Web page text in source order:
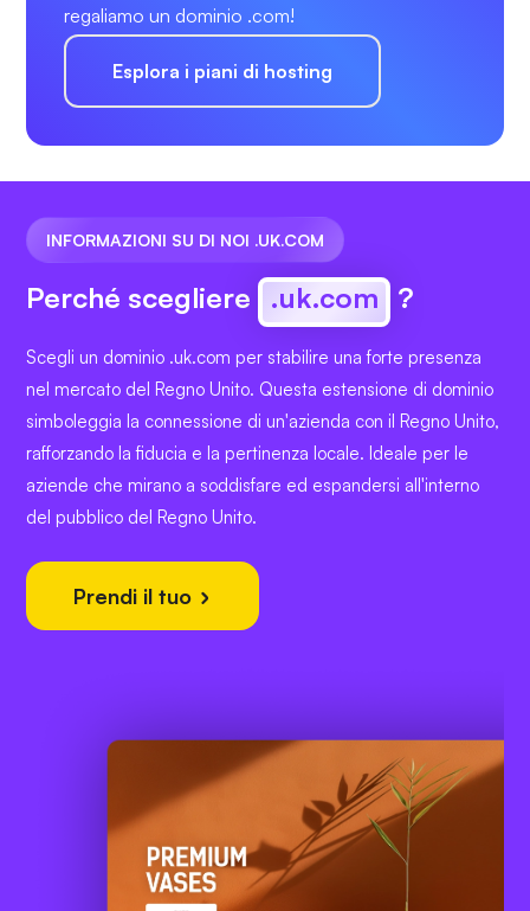
regaliamo un dominio .com!
Esplora i piani di hosting
INFORMAZIONI SU DI NOI .UK.COM
Perché scegliere .uk.com ?
Scegli un dominio .uk.com per stabilire una forte presenza
nel mercato del Regno Unito. Questa estensione di dominio
simboleggia la connessione di un'azienda con il Regno Unito,
rafforzando la fiducia e la pertinenza locale. Ideale per le
aziende che mirano a soddisfare ed espandersi all'interno
del pubblico del Regno Unito.
Prendi il tuo